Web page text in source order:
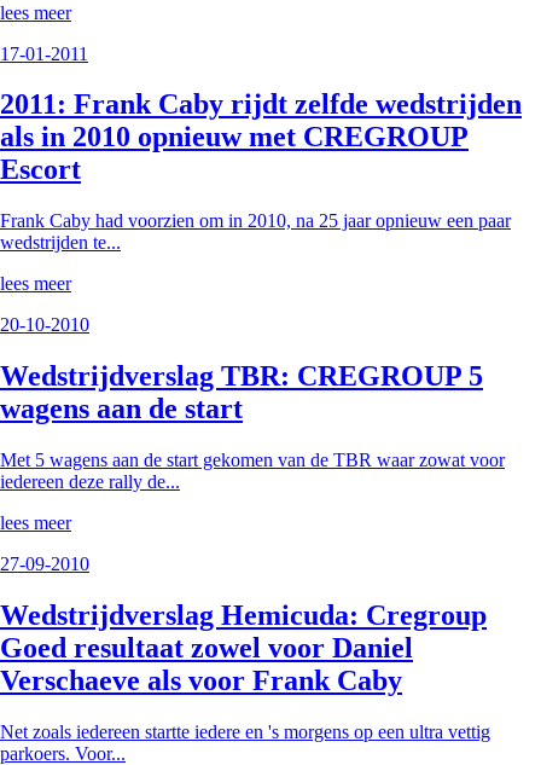
lees meer
17-01-2011
2011: Frank Caby rijdt zelfde wedstrijden
als in 2010 opnieuw met CREGROUP
Escort
Frank Caby had voorzien om in 2010, na 25 jaar opnieuw een paar
wedstrijden te...
lees meer
20-10-2010
Wedstrijdverslag TBR: CREGROUP 5
wagens aan de start
Met 5 wagens aan de start gekomen van de TBR waar zowat voor
iedereen deze rally de...
lees meer
27-09-2010
Wedstrijdverslag Hemicuda: Cregroup
Goed resultaat zowel voor Daniel
Verschaeve als voor Frank Caby
Net zoals iedereen startte iedere en 's morgens op een ultra vettig
parkoers. Voor...